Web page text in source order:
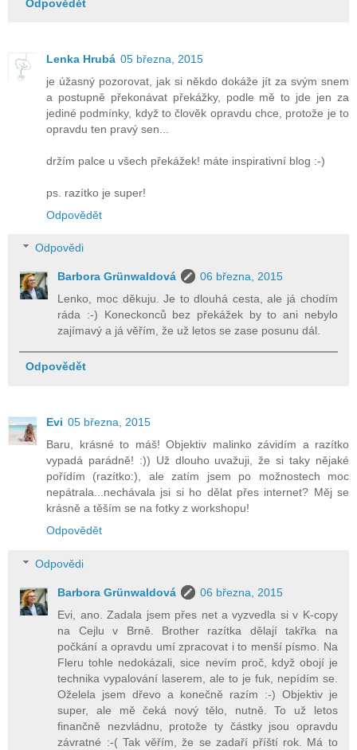
Odpovědět
Lenka Hrubá 05 března, 2015
je úžasný pozorovat, jak si někdo dokáže jít za svým snem
a postupně překonávat překážky, podle mě to jde jen za
jediné podmínky, když to člověk opravdu chce, protože je to
opravdu ten pravý sen...
držím palce u všech překážek! máte inspirativní blog :-)
ps. razítko je super!
Odpovědět
Odpovědi
Barbora Grünwaldová
06 března, 2015
Lenko, moc děkuju. Je to dlouhá cesta, ale já chodím
ráda :-) Koneckonců bez překážek by to ani nebylo
zajímavý a já věřím, že už letos se zase posunu dál.
Odpovědět
Evi 05 března, 2015
Baru, krásné to máš! Objektiv malinko závidím a razítko
vypadá parádně! :)) Už dlouho uvažuji, že si taky nějaké
pořídím (razítko:), ale zatím jsem po možnostech moc
nepátrala...nechávala jsi si ho dělat přes internet? Měj se
krásně a těším se na fotky z workshopu!
Odpovědět
Odpovědi
Barbora Grünwaldová
06 března, 2015
Evi, ano. Zadala jsem přes net a vyzvedla si v K-copy
na Cejlu v Brně. Brother razítka dělají takřka na
počkání a opravdu umí zpracovat i to menší písmo. Na
Fleru tohle nedokázali, sice nevím proč, když obojí je
technika vypalování laserem, ale to je fuk, nepídím se.
Oželela jsem dřevo a konečně razím :-) Objektiv je
super, ale mě čeká nový tělo, nutně. To už letos
finančně nezvládnu, protože ty částky jsou opravdu
závratné :-( Tak věřím, že se zadaří příští rok. Má to